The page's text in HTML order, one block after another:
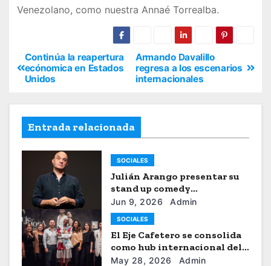
Venezolano, como nuestra Annaé Torrealba.
Armando Davalillo
regresa a los escenarios
internacionales
Continúa la reapertura
ecónomica en Estados
Unidos
Entrada relacionada
SOCIALES
Julián Arango presentar su
stand up comedy
“Julianchou”
Jun 9, 2026 Admin
SOCIALES
El Eje Cafetero se consolida
como hub internacional del
sistema moda
May 28, 2026 Admin